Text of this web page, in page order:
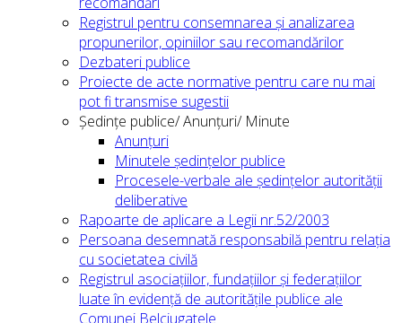
Registrul pentru consemnarea și analizarea
propunerilor, opiniilor sau recomandărilor
Dezbateri publice
Proiecte de acte normative pentru care nu mai
pot fi transmise sugestii
Ședințe publice/ Anunțuri/ Minute
Anunțuri
Minutele ședințelor publice
Procesele-verbale ale ședințelor autorității
deliberative
Rapoarte de aplicare a Legii nr.52/2003
Persoana desemnată responsabilă pentru relația
cu societatea civilă
Registrul asociațiilor, fundațiilor și federațiilor
luate în evidență de autoritățile publice ale
Comunei Belciugatele